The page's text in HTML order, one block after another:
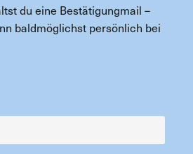
du eine Bestätigungmail –
baldmöglichst persönlich bei